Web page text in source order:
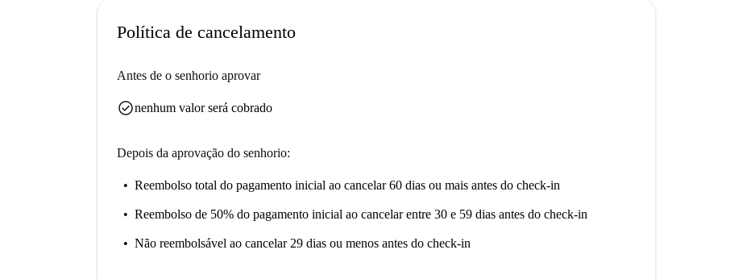
Política de cancelamento
Antes de o senhorio aprovar
check_circlenenhum valor será cobrado
Depois da aprovação do senhorio:
Reembolso total do pagamento inicial ao cancelar 60 dias ou mais antes do check-in
Reembolso de 50% do pagamento inicial ao cancelar entre 30 e 59 dias antes do check-in
Não reembolsável ao cancelar 29 dias ou menos antes do check-in